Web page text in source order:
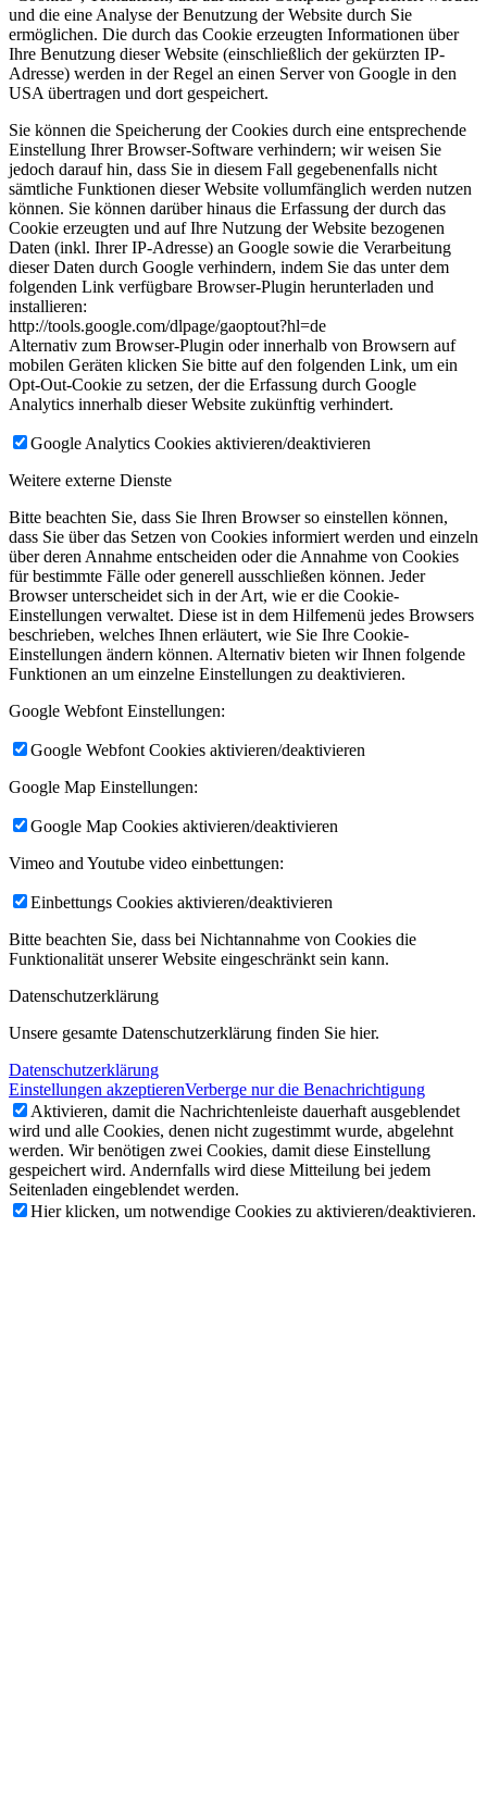
und die eine Analyse der Benutzung der Website durch Sie
ermöglichen. Die durch das Cookie erzeugten Informationen über
Ihre Benutzung dieser Website (einschließlich der gekürzten IP-
Adresse) werden in der Regel an einen Server von Google in den
USA übertragen und dort gespeichert.
Sie können die Speicherung der Cookies durch eine entsprechende
Einstellung Ihrer Browser-Software verhindern; wir weisen Sie
jedoch darauf hin, dass Sie in diesem Fall gegebenenfalls nicht
sämtliche Funktionen dieser Website vollumfänglich werden nutzen
können. Sie können darüber hinaus die Erfassung der durch das
Cookie erzeugten und auf Ihre Nutzung der Website bezogenen
Daten (inkl. Ihrer IP-Adresse) an Google sowie die Verarbeitung
dieser Daten durch Google verhindern, indem Sie das unter dem
folgenden Link verfügbare Browser-Plugin herunterladen und
installieren:
http://tools.google.com/dlpage/gaoptout?hl=de
Alternativ zum Browser-Plugin oder innerhalb von Browsern auf
mobilen Geräten klicken Sie bitte auf den folgenden Link, um ein
Opt-Out-Cookie zu setzen, der die Erfassung durch Google
Analytics innerhalb dieser Website zukünftig verhindert.
Google Analytics Cookies aktivieren/deaktivieren
Weitere externe Dienste
Bitte beachten Sie, dass Sie Ihren Browser so einstellen können,
dass Sie über das Setzen von Cookies informiert werden und einzeln
über deren Annahme entscheiden oder die Annahme von Cookies
für bestimmte Fälle oder generell ausschließen können. Jeder
Browser unterscheidet sich in der Art, wie er die Cookie-
Einstellungen verwaltet. Diese ist in dem Hilfemenü jedes Browsers
beschrieben, welches Ihnen erläutert, wie Sie Ihre Cookie-
Einstellungen ändern können. Alternativ bieten wir Ihnen folgende
Funktionen an um einzelne Einstellungen zu deaktivieren.
Google Webfont Einstellungen:
Google Webfont Cookies aktivieren/deaktivieren
Google Map Einstellungen:
Google Map Cookies aktivieren/deaktivieren
Vimeo and Youtube video einbettungen:
Einbettungs Cookies aktivieren/deaktivieren
Bitte beachten Sie, dass bei Nichtannahme von Cookies die
Funktionalität unserer Website eingeschränkt sein kann.
Datenschutzerklärung
Unsere gesamte Datenschutzerklärung finden Sie hier.
Datenschutzerklärung
Einstellungen akzeptierenVerberge nur die Benachrichtigung
Aktivieren, damit die Nachrichtenleiste dauerhaft ausgeblendet
wird und alle Cookies, denen nicht zugestimmt wurde, abgelehnt
werden. Wir benötigen zwei Cookies, damit diese Einstellung
gespeichert wird. Andernfalls wird diese Mitteilung bei jedem
Seitenladen eingeblendet werden.
Hier klicken, um notwendige Cookies zu aktivieren/deaktivieren.